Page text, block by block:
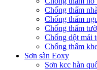
Chống thấm
Chống thấm
Chống thấm
Chống dột mái
Chống thấm
Sơn sàn Eoxy
Sơn kcc hàn